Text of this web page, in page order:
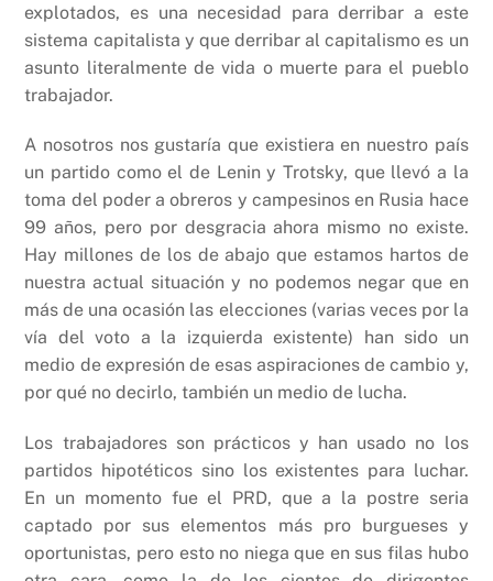
explotados, es una necesidad para derribar a este
sistema capitalista y que derribar al capitalismo es un
asunto literalmente de vida o muerte para el pueblo
trabajador.
A nosotros nos gustaría que existiera en nuestro país
un partido como el de Lenin y Trotsky, que llevó a la
toma del poder a obreros y campesinos en Rusia hace
99 años, pero por desgracia ahora mismo no existe.
Hay millones de los de abajo que estamos hartos de
nuestra actual situación y no podemos negar que en
más de una ocasión las elecciones (varias veces por la
vía del voto a la izquierda existente) han sido un
medio de expresión de esas aspiraciones de cambio y,
por qué no decirlo, también un medio de lucha.
Los trabajadores son prácticos y han usado no los
partidos hipotéticos sino los existentes para luchar.
En un momento fue el PRD, que a la postre seria
captado por sus elementos más pro burgueses y
oportunistas, pero esto no niega que en sus filas hubo